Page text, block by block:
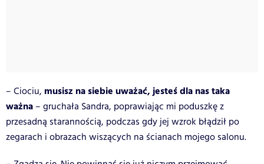
– Ciociu, musisz na siebie uważać, jesteś dla nas taka
ważna – gruchała Sandra, poprawiając mi poduszkę z
przesadną starannością, podczas gdy jej wzrok błądził po
zegarach i obrazach wiszących na ścianach mojego salonu.